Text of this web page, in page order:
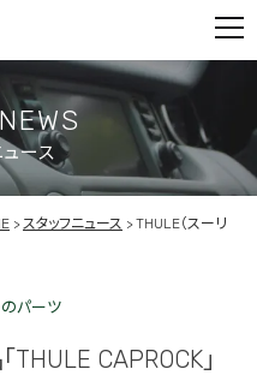
ュース
スタッフニュース
THULE（スーリ
パーツ
THULE CAPROCK」